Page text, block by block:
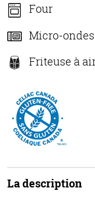
Four
Micro-ondes
Friteuse à
La description